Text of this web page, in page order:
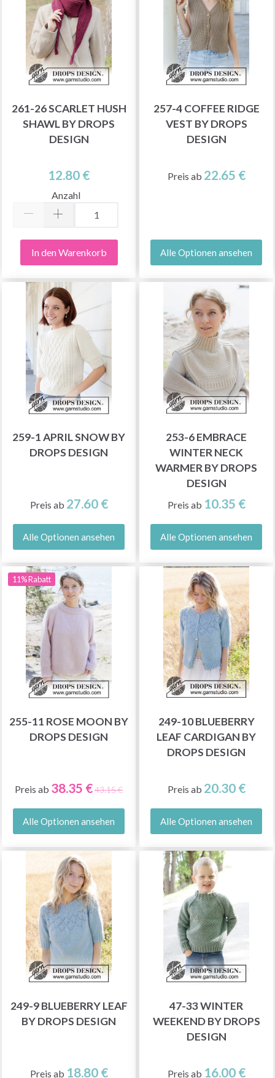
261-26 SCARLET HUSH
SHAWL BY DROPS
DESIGN
12.80 €
Anzahl
In den Warenkorb
257-4 COFFEE RIDGE
VEST BY DROPS
DESIGN
Preis ab 22.65 €
Alle Optionen ansehen
259-1 APRIL SNOW BY
DROPS DESIGN
Preis ab 27.60 €
Alle Optionen ansehen
253-6 EMBRACE
WINTER NECK
WARMER BY DROPS
DESIGN
Preis ab 10.35 €
Alle Optionen ansehen
11% Rabatt
255-11 ROSE MOON BY
DROPS DESIGN
Preis ab 38.35 €43.15 €
Alle Optionen ansehen
249-10 BLUEBERRY
LEAF CARDIGAN BY
DROPS DESIGN
Preis ab 20.30 €
Alle Optionen ansehen
249-9 BLUEBERRY LEAF
BY DROPS DESIGN
Preis ab 18.80 €
47-33 WINTER
WEEKEND BY DROPS
DESIGN
Preis ab 16.00 €